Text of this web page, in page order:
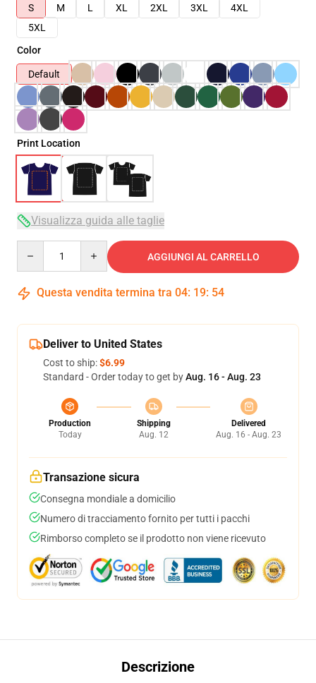
S
M L XL 2XL 3XL
4XL
5XL
Color
Default
Print Location
Visualizza guida alle taglie
AGGIUNGI AL CARRELLO
Questa vendita termina tra 04: 19: 53
Deliver to United States
Cost to ship:$6.99
Standard - Order today to get byAug. 16 - Aug. 23
Production
Today
Shipping
Aug. 12
Delivered
Aug. 16 - Aug. 23
Transazione sicura
Consegna mondiale a domicilio
Numero di tracciamento fornito per tutti i pacchi
Rimborso completo se il prodotto non viene ricevuto
Descrizione